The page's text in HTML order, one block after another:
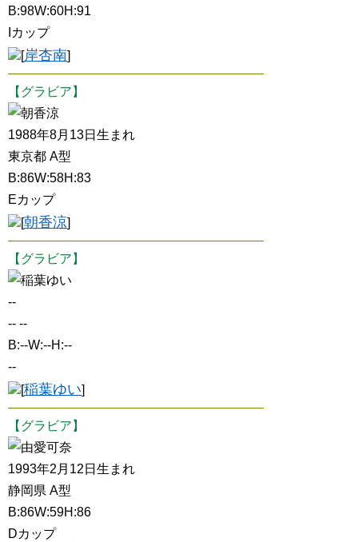
B:98W:60H:91
Iカップ
[岸杏南]
【グラビア】
朝香涼
1988年8月13日生まれ
東京都 A型
B:86W:58H:83
Eカップ
[朝香涼]
【グラビア】
稲葉ゆい
--
-- --
B:--W:--H:--
--
[稲葉ゆい]
【グラビア】
由愛可奈
1993年2月12日生まれ
静岡県 A型
B:86W:59H:86
Dカップ